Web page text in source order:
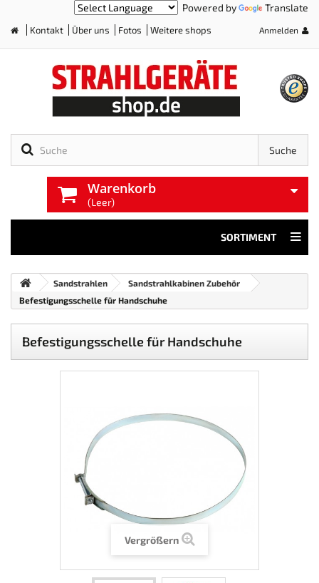
Powered by Translate
Kontakt Über uns Fotos Weitere shops Anmelden
Suche
Warenkorb
(Leer)
SORTIMENT
Sandstrahlen
Sandstrahlkabinen Zubehör
Befestigungsschelle für Handschuhe
Befestigungsschelle für Handschuhe
Vergrößern